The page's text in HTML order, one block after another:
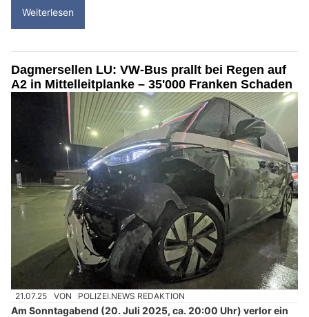
Weiterlesen
Dagmersellen LU: VW-Bus prallt bei Regen auf
A2 in Mittelleitplanke – 35'000 Franken Schaden
21.07.25 VON POLIZEI.NEWS REDAKTION
Am Sonntagabend (20. Juli 2025, ca. 20:00 Uhr) verlor ein